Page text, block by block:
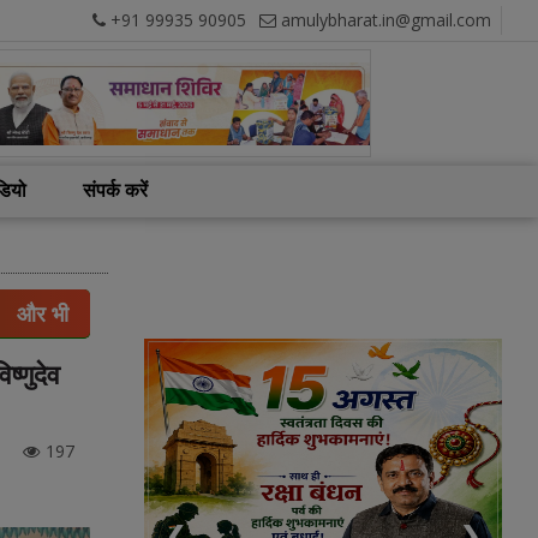
+91 99935 90905 amulybharat.in@gmail.com
संपर्क करें
और भी
197